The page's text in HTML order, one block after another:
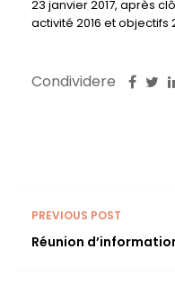
23 janvier 2017, après
activité 2016 et objectifs
Condividere
PREVIOUS POST
Réunion